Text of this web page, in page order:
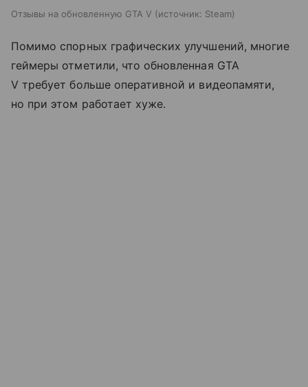
Отзывы на обновленную GTA V источник: Steam
Помимо спорных графических улучшений, многие
геймеры отметили, что обновленная GTA
V требует больше оперативной и видеопамяти,
но при этом работает хуже.